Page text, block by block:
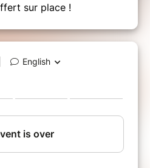
sur place !